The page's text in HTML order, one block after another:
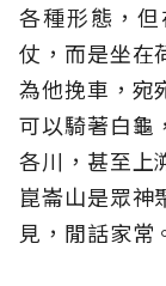
各種形態，
仗，而是坐在
為他挽車，宛
可以騎著白龜
各川，甚至上
崑崙山是眾神
見，閒話家常